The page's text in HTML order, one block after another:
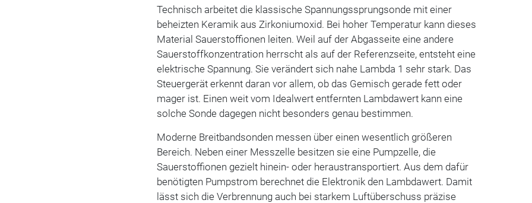
Technisch arbeitet die klassische Spannungssprungsonde mit einer
beheizten Keramik aus Zirkoniumoxid. Bei hoher Temperatur kann dieses
Material Sauerstoffionen leiten. Weil auf der Abgasseite eine andere
Sauerstoffkonzentration herrscht als auf der Referenzseite, entsteht eine
elektrische Spannung. Sie verändert sich nahe Lambda 1 sehr stark. Das
Steuergerät erkennt daran vor allem, ob das Gemisch gerade fett oder
mager ist. Einen weit vom Idealwert entfernten Lambdawert kann eine
solche Sonde dagegen nicht besonders genau bestimmen.
Moderne Breitbandsonden messen über einen wesentlich größeren
Bereich. Neben einer Messzelle besitzen sie eine Pumpzelle, die
Sauerstoffionen gezielt hinein- oder heraustransportiert. Aus dem dafür
benötigten Pumpstrom berechnet die Elektronik den Lambdawert. Damit
lässt sich die Verbrennung auch bei starkem Luftüberschuss präzise